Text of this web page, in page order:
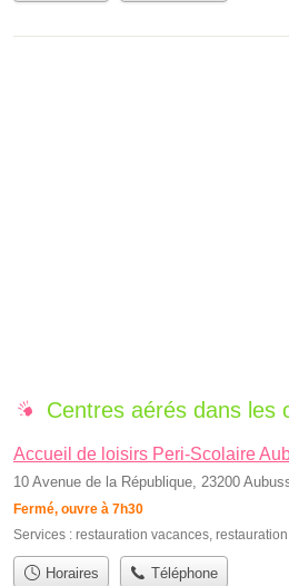
Centres aérés dans les
Accueil de loisirs Peri-Scolaire
10 Avenue de la République, 23200
Fermé, ouvre à 7h30
Services : restauration vacances,
Horaires Téléphone